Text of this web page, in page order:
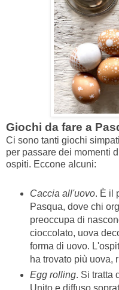
Giochi da fare a
Ci sono tanti giochi
per passare dei momenti
ospiti. Eccone alcuni:
Caccia all'uovo. È il
Pasqua, dove chi
preoccupa di
cioccolato, uova
forma di uovo.
ha trovato più uova,
Egg rolling. Si tratta